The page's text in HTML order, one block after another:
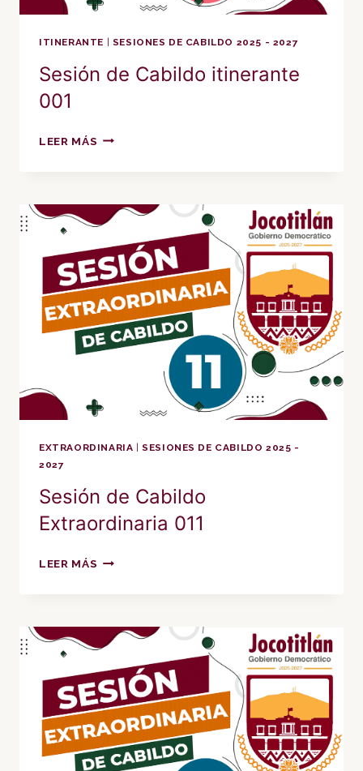
ITINERANTE | SESIONES DE CABILDO 2025 - 2027
Sesión de Cabildo itinerante
001
LEER MÁS SESIÓN
001
EXTRAORDINARIA |SESIONES DE CABILDO 2025 -
2027
Sesión de Cabildo
Extraordinaria 011
LEER MÁS SESIÓN
011